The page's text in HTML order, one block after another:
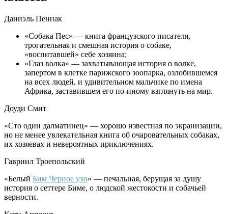
Даниэль Пеннак
«Собака Пес» — книга французского писателя,
трогательная и смешная история о собаке,
«воспитавшей» себе хозяина;
«Глаз волка» — захватывающая история о волке,
запертом в клетке парижского зоопарка, озлобившемся
на всех людей, и удивительном мальчике по имена
Африка, заставившем его по-иному взглянуть на мир.
Доуди Смит
«Сто один далматинец» — хорошо известная по экранизации,
но не менее увлекательная книга об очаровательных собаках,
их хозяевах и невероятных приключениях.
Гавриил Троепольский
«Белый Бим Черное ухо» — печальная, берущая за душу
история о сеттере Биме, о людской жестокости и собачьей
верности.